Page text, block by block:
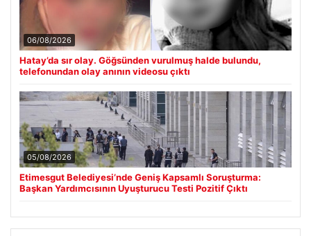
06/08/2026
Hatay’da sır olay. Göğsünden vurulmuş halde bulundu,
telefonundan olay anının videosu çıktı
05/08/2026
Etimesgut Belediyesi’nde Geniş Kapsamlı Soruşturma:
Başkan Yardımcısının Uyuşturucu Testi Pozitif Çıktı